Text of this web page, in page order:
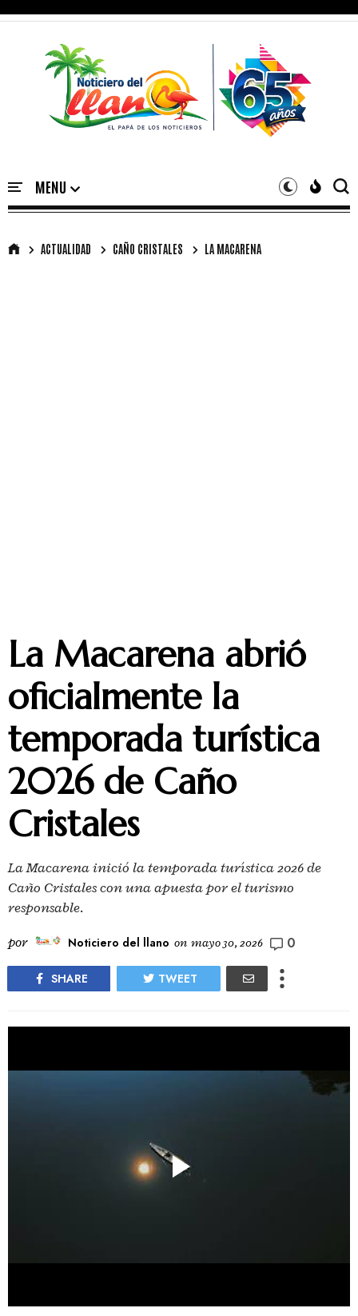
ACTUALIDAD CAÑO CRISTALES LA MACARENA
La Macarena abrió
oficialmente la
temporada turística
2026 de Caño
Cristales
La Macarena inició la temporada turística 2026 de
Caño Cristales con una apuesta por el turismo
responsable.
por Noticiero del llano on mayo 30, 2026 0
SHARE TWEET